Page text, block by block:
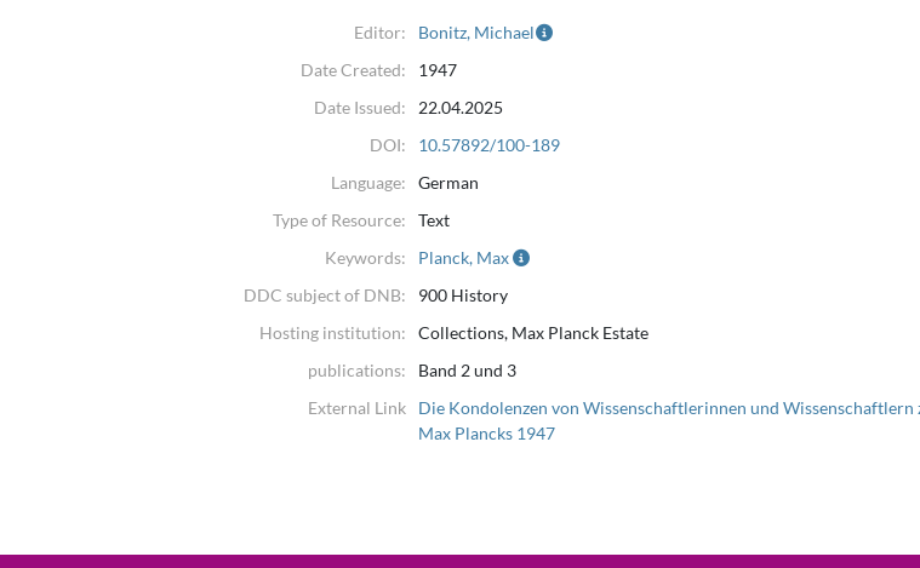
Editor:
Bonitz, Michael
Date Created:
1947
Date Issued:
22.04.2025
DOI:
10.57892/100-189
Language:
German
Type of Resource:
Text
Keywords:
Planck, Max
DDC subject of DNB:
900 History
Hosting institution:
Collections, Max Planck Estate
publications:
Band 2 und 3
External Link
Die Kondolenzen von Wissenschaftlerinnen und Wissenschaftlern
Max Plancks 1947